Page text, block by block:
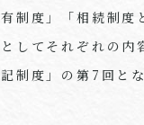
有制度」「相続制度
としてそれぞれの
記制度」の第 7 回と